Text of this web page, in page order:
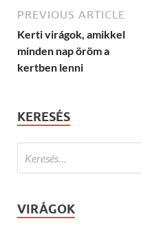
PREVIOUS ARTICLE
Kerti virágok, amikkel
minden nap öröm a
kertben lenni
KERESÉS
VIRÁGOK